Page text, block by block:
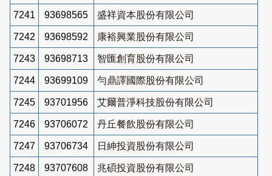
7241 93698565 盛祥資本股份有限公司
7242 93698592 康裕興業股份有限公司
7243 93698713 智匯創育股份有限公司
7244 93699109 勻鼎譯國際股份有限公司
7245 93701956 艾爾普淨科技股份有限公司
7246 93706072 丹丘餐飲股份有限公司
7247 93706734 日紳投資股份有限公司
7248 93707608 兆碩投資股份有限公司